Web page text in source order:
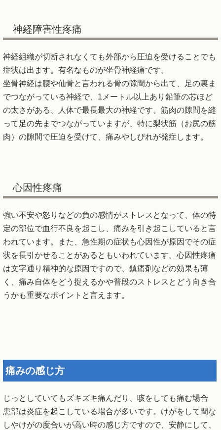
神経障害性疼痛
神経組織が切断されなくても外部から圧迫を受けることでも
症状は出ます。有名なものが坐骨神経痛です。
坐骨神経は腰や仙骨と言われる骨の隙間から出て、足の裏ま
でつながっている神経で、1メートル以上あり鉛筆の芯ほど
の太さがある、人体で最長最大の神経です。筋肉の隙間を縫
って足の先までつながっていますが、特に梨状筋（お尻の筋
肉）の隙間で圧迫を受けて、痛みやしびれが発症します。
心因性疼痛
強い不安や怒りなどの負の感情がストレスとなって、体の特
定の部位で血行不良を起こし、痛みを引き起こしていると言
われています。また、急性期の症状も心因性が原因でその症
状を長引かせることがあるともいわれています。心因性疼痛
は文字通り精神的な原因ですので、鎮痛剤などの効果も薄
く、痛み自体をどう捉えるかや普段のストレスとどう向き合
うかも重要なポイントと言えます。
痛みの感じ方
じっとしていてもズキズキ痛んだり、咳をしても痛む場合
患部は炎症を起こしている場合が多いです。けがをして間な
しやけがの度合いが高い時の感じ方ですので、安静にして、